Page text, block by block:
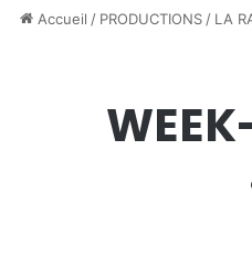
Accueil / PRODUCTIONS / LA